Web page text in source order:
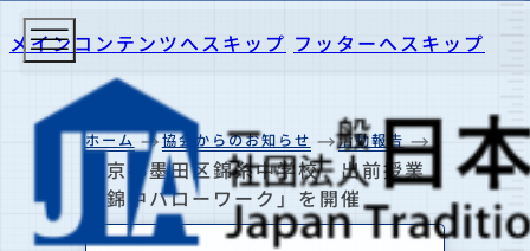
メインコンテンツへスキップ フッターへスキップ
ホーム 協会からのお知らせ 活動報告
東京都墨田区錦糸中学校 出前授業
「錦中ハローワーク」を開催